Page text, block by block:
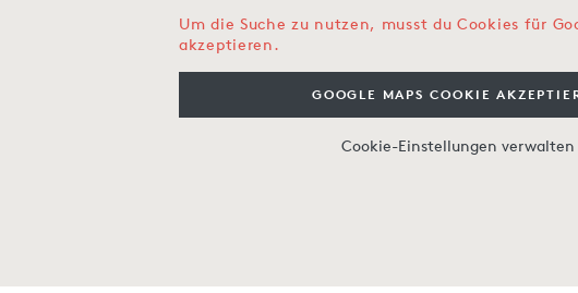
Um die Suche zu nutzen, musst du Cookies für
akzeptieren.
GOOGLE MAPS COOKIE
Cookie-Einstellungen verwalten